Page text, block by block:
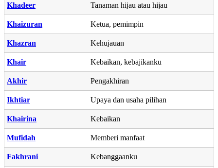
Khadeer Tanaman hijau atau hijau
Khaizuran Ketua, pemimpin
Khazran Kehujauan
Khair Kebaikan, kebajikanku
Akhir Pengakhiran
Ikhtiar Upaya dan usaha pilihan
Khairina Kebaikan
Mufidah Memberi manfaat
Fakhrani Kebanggaanku